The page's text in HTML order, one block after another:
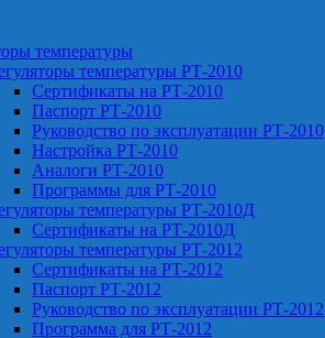
температуры
температуры РТ-2010
Сертификаты на РТ-2010
Паспорт РТ-2010
Руководство по эксплуатации РТ-2010
Настройка РТ-2010
Аналоги РТ-2010
Программы для РТ-2010
температуры РТ-2010Д
Сертификаты на РТ-2010Д
температуры РТ-2012
Сертификаты на РТ-2012
Паспорт РТ-2012
Руководство по эксплуатации РТ-2012
Программа для РТ-2012